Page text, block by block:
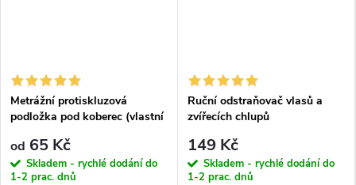
Metrážní protiskluzová
podložka pod koberec (vlastní
od 65 Kč
Skladem - rychlé dodání do
1-2 prac. dnů
Ruční odstraňovač vlasů a
zvířecích chlupů
149 Kč
Skladem - rychlé dodání do
1-2 prac. dnů